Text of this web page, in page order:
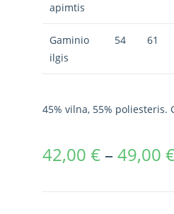
apimtis
Gaminio
ilgis
54 61
45% vilna, 55% poliesteris.
42,00 € – 49,00